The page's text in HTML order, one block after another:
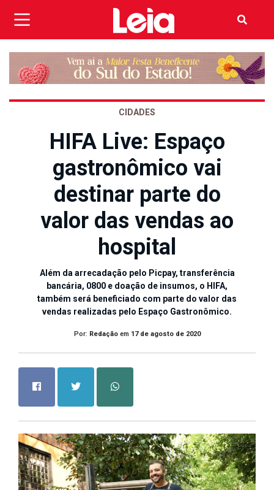
CIDADES
HIFA Live: Espaço
gastronômico vai
destinar parte do
valor das vendas ao
hospital
Além da arrecadação pelo Picpay, transferência
bancária, 0800 e doação de insumos, o HIFA,
também será beneficiado com parte do valor das
vendas realizadas pelo Espaço Gastronômico.
Por: Redaçãoem 17 de agosto de 2020